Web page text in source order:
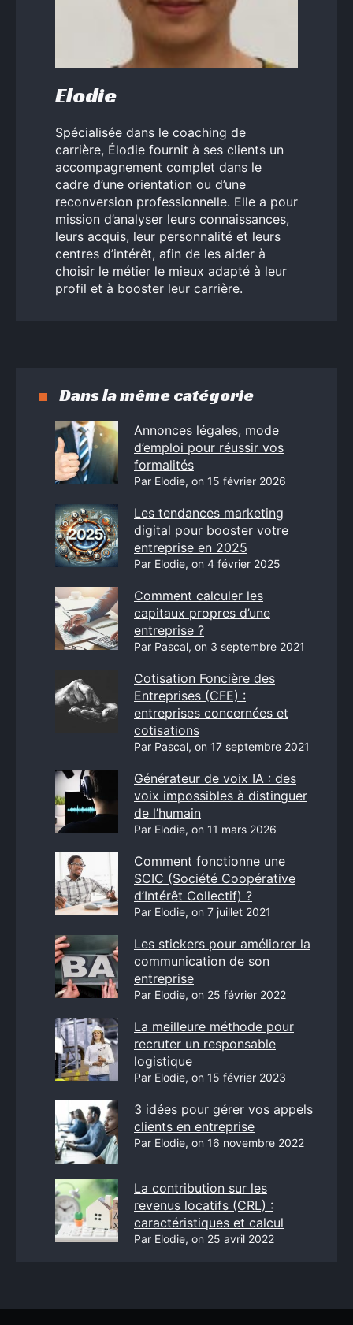
Elodie
Spécialisée dans le coaching de
carrière, Élodie fournit à ses clients un
accompagnement complet dans le
cadre d’une orientation ou d’une
reconversion professionnelle. Elle a pour
mission d’analyser leurs connaissances,
leurs acquis, leur personnalité et leurs
centres d’intérêt, afin de les aider à
choisir le métier le mieux adapté à leur
profil et à booster leur carrière.
Dans la même catégorie
Annonces légales, mode
d’emploi pour réussir vos
formalités
Par Elodie, on 15 février 2026
Les tendances marketing
digital pour booster votre
entreprise en 2025
Par Elodie, on 4 février 2025
Comment calculer les
capitaux propres d’une
entreprise ?
Par Pascal, on 3 septembre 2021
Cotisation Foncière des
Entreprises (CFE) :
entreprises concernées et
cotisations
Par Pascal, on 17 septembre 2021
Générateur de voix IA : des
voix impossibles à distinguer
de l’humain
Par Elodie, on 11 mars 2026
Comment fonctionne une
SCIC (Société Coopérative
d’Intérêt Collectif) ?
Par Elodie, on 7 juillet 2021
Les stickers pour améliorer la
communication de son
entreprise
Par Elodie, on 25 février 2022
La meilleure méthode pour
recruter un responsable
logistique
Par Elodie, on 15 février 2023
3 idées pour gérer vos appels
clients en entreprise
Par Elodie, on 16 novembre 2022
La contribution sur les
revenus locatifs (CRL) :
caractéristiques et calcul
Par Elodie, on 25 avril 2022